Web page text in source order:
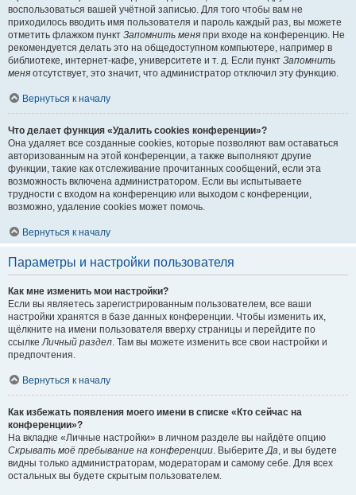
воспользоваться вашей учётной записью. Для того чтобы вам не
приходилось вводить имя пользователя и пароль каждый раз, вы можете
отметить флажком пункт Запомнить меня при входе на конференцию. Не
рекомендуется делать это на общедоступном компьютере, например в
библиотеке, интернет-кафе, университете и т. д. Если пункт Запомнить
меня отсутствует, это значит, что администратор отключил эту функцию.
Вернуться к началу
Что делает функция «Удалить cookies конференции»?
Она удаляет все созданные cookies, которые позволяют вам оставаться
авторизованным на этой конференции, а также выполняют другие
функции, такие как отслеживание прочитанных сообщений, если эта
возможность включена администратором. Если вы испытываете
трудности с входом на конференцию или выходом с конференции,
возможно, удаление cookies может помочь.
Вернуться к началу
Параметры и настройки пользователя
Как мне изменить мои настройки?
Если вы являетесь зарегистрированным пользователем, все ваши
настройки хранятся в базе данных конференции. Чтобы изменить их,
щёлкните на имени пользователя вверху страницы и перейдите по
ссылкеЛичный раздел. Там вы можете изменить все свои настройки и
предпочтения.
Вернуться к началу
Как избежать появления моего имени в списке «Кто сейчас на
конференции»?
На вкладке «Личные настройки» в личном разделе вы найдёте опцию
Скрывать моё пребывание на конференции. ВыберитеДа, и вы будете
видны только администраторам, модераторам и самому себе. Для всех
остальных вы будете скрытым пользователем.